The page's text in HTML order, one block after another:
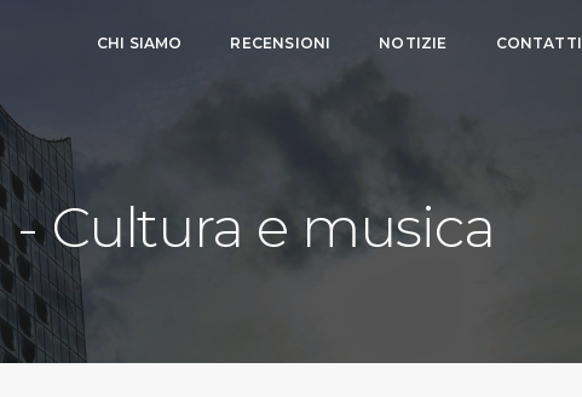
CHI SIAMO RECENSIONI NOTIZIE CONTATTI
Cultura e musica